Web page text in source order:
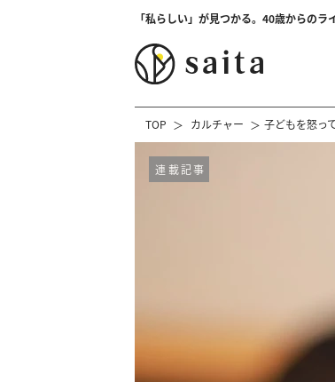
「私らしい」が見つかる。40歳からのラ
TOP カルチャー 子どもを怒っ
連載記事